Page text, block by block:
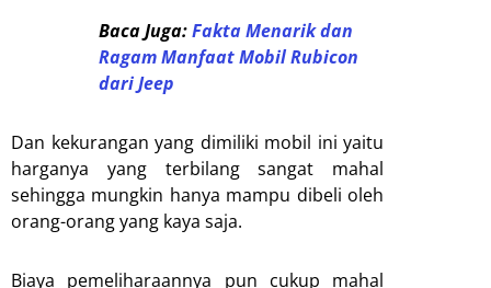
Baca Juga:Fakta Menarik dan
Ragam Manfaat Mobil Rubicon
dari Jeep
Dan kekurangan yang dimiliki mobil ini yaitu
harganya yang terbilang sangat mahal
sehingga mungkin hanya mampu dibeli oleh
orang-orang yang kaya saja.
Biaya pemeliharaannya pun cukup mahal